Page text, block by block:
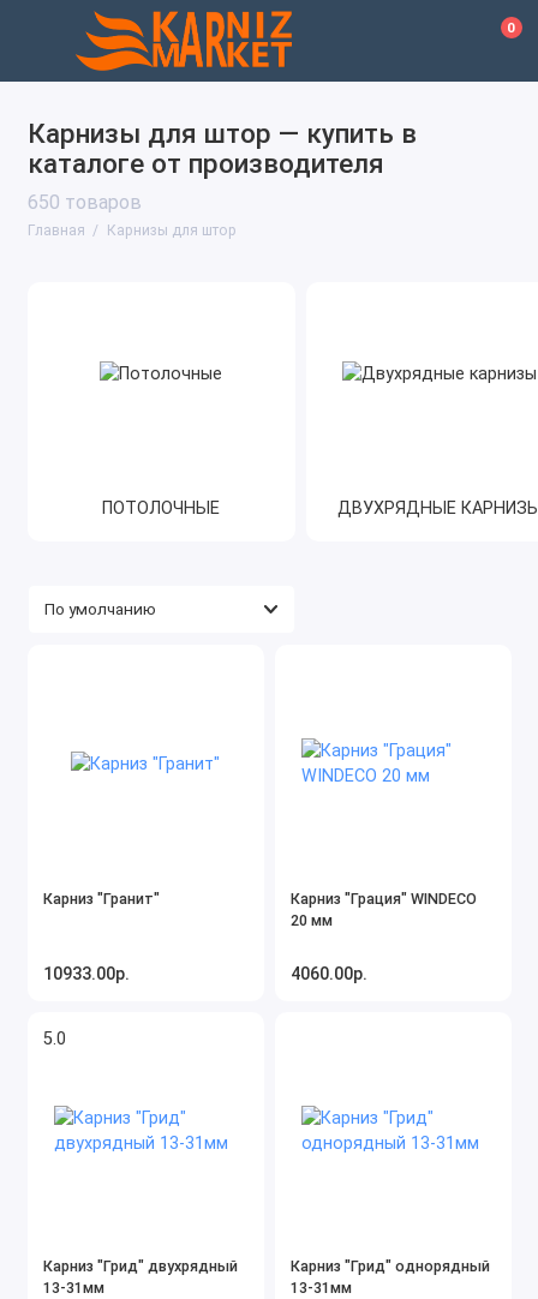
0
Карнизы для штор — купить в
каталоге от производителя
650 товаров
Главная Карнизы для штор
ПОТОЛОЧНЫЕ ДВУХРЯДНЫЕ
Карниз "Гранит"
10933.00р.
Карниз "Грация" WINDECO
20 мм
4060.00р.
5.0
Карниз "Грид" двухрядный
13-31мм
Карниз "Грид" однорядный
13-31мм